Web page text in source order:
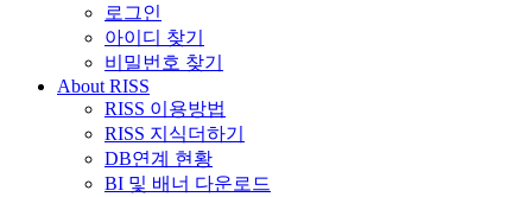
로그인
아이디 찾기
비밀번호 찾기
About RISS
RISS 이용방법
RISS 지식더하기
DB연계 현황
BI 및 배너 다운로드